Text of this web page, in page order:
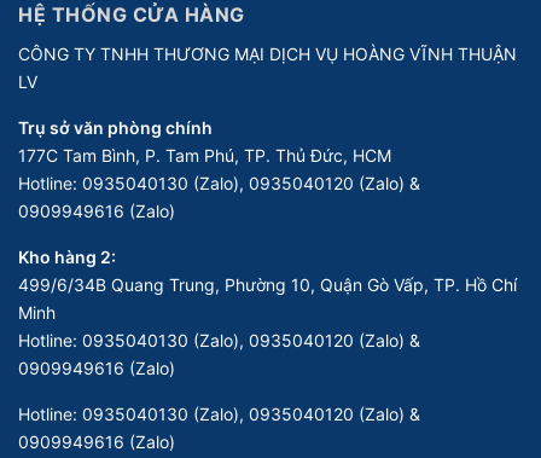
HỆ THỐNG CỬA HÀNG
CÔNG TY TNHH THƯƠNG MẠI DỊCH VỤ HOÀNG VĨNH THUẬN
LV
Trụ sở văn phòng chính
177C Tam Bình, P. Tam Phú, TP. Thủ Đức, HCM
Hotline: 0935040130 (Zalo), 0935040120 (Zalo) &
0909949616 (Zalo)
Kho hàng 2:
499/6/34B Quang Trung, Phường 10, Quận Gò Vấp, TP. Hồ Chí
Minh
Hotline: 0935040130 (Zalo), 0935040120 (Zalo) &
0909949616 (Zalo)
Hotline: 0935040130 (Zalo), 0935040120 (Zalo) &
0909949616 (Zalo)